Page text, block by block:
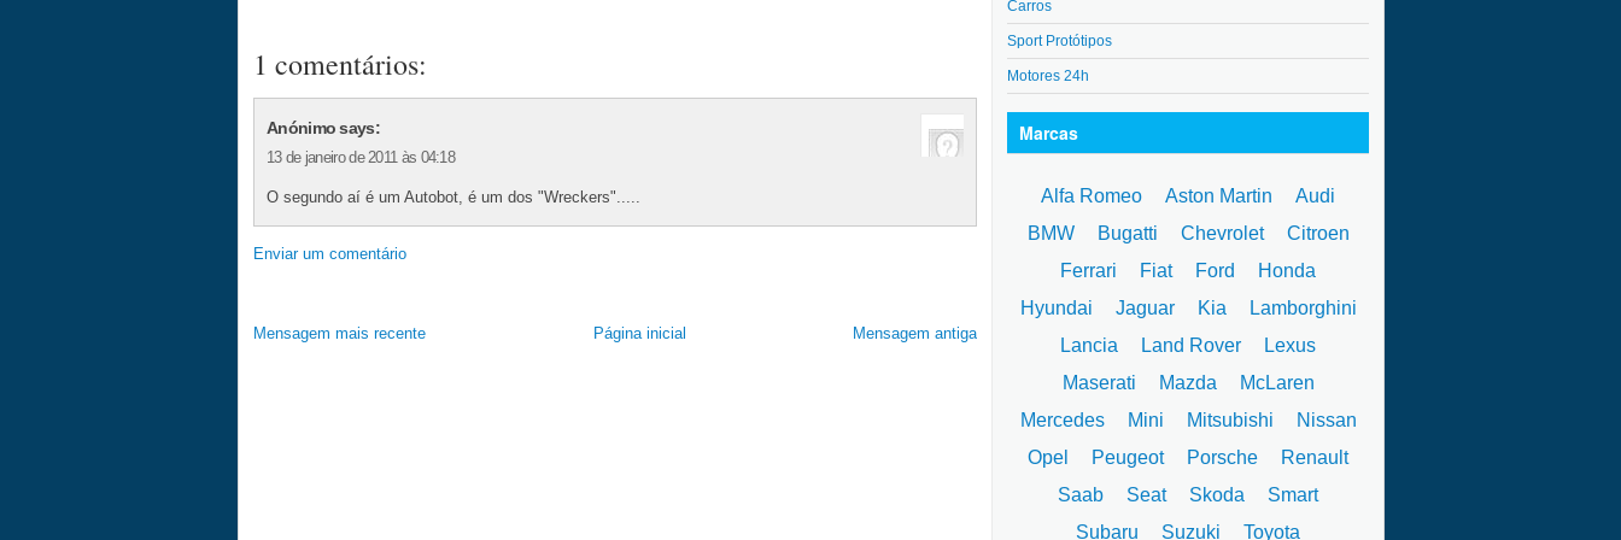
1 comentários:
Anónimo says:
13 de janeiro de 2011 às 04:18
O segundo aí é um Autobot, é um dos "Wreckers".....
Enviar um comentário
Mensagem mais recente Mensagem antiga
Página inicial
Carros
Sport Protótipos
Motores 24h
Marcas
Alfa Romeo Aston Martin
Audi
BMW
Bugatti Chevrolet
Citroen
Ferrari
Fiat Ford
Honda
Hyundai
Jaguar Kia
Lamborghini
Lancia
Land Rover
Lexus
Maserati
Mazda
McLaren
Mercedes
Mini Mitsubishi
Nissan
Opel
Peugeot Porsche
Renault
Saab
Seat Skoda
Smart
Subaru
Suzuki Toyota